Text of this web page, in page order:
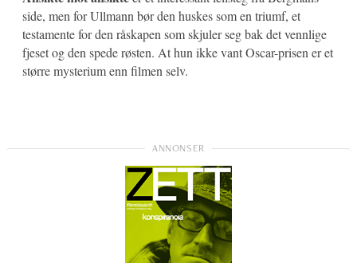
side, men for Ullmann bør den huskes som en triumf, et
testamente for den råskapen som skjuler seg bak det vennlige
fjeset og den spede røsten. At hun ikke vant Oscar-prisen er et
større mysterium enn filmen selv.